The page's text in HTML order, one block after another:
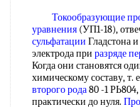
Токообразующие
уравнения (УП1-18),
сульфатации Гладстона
электрода при разряде
Когда они становятся
химическому составу, т.
второго рода80 -1
практически до нуля.